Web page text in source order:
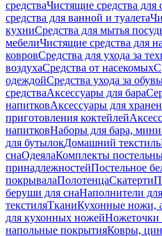
средстваЧистящие средства для
средства для ванной и туалета
кухниСредства для мытья
мебелиЧистящие средства для
ковровСредства для ухода за
воздухаСредства от насекомых
одеждойСредства ухода за
средстваАксессуары для бара
напитковАксессуары для
приготовления коктейлей
напитковНаборы для бара,
для бутылокДомашний текстиль
снаОдеялаКомплекты
принадлежностейПостельное
покрывалаПолотенцаСкатерти
беруши для снаНаполнители
текстиляТканиКухонные ножи,
для кухонных ножейНожеточки
напольные покрытияКовры,